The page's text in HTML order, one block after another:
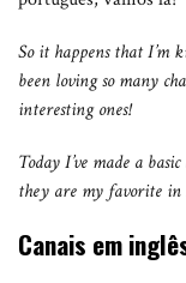
So it happens that I’m
been loving so many
interesting ones!
Today I’ve made a
they are my favorite in
Canais em